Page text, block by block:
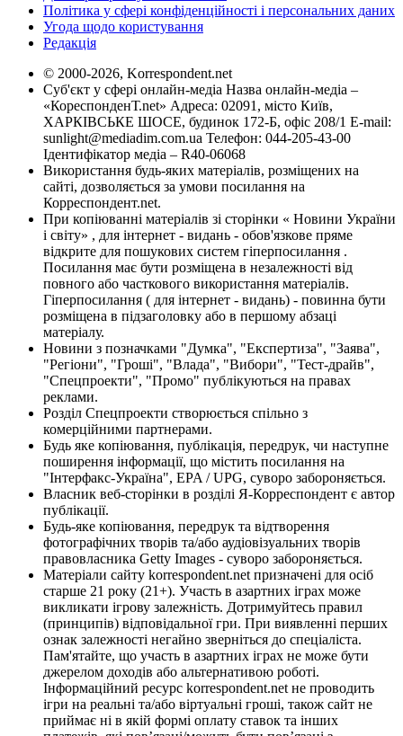
Політика у сфері конфіденційності і персональних даних
Угода щодо користування
Редакція
© 2000-2026, Korrespondent.net
Суб'єкт у сфері онлайн-медіа Назва онлайн-медіа –
«КореспонденТ.net» Адреса: 02091, місто Київ,
ХАРКІВСЬКЕ ШОСЕ, будинок 172-Б, офіс 208/1 E-mail:
sunlight@mediadim.com.ua Телефон: 044-205-43-00
Ідентифікатор медіа – R40-06068
Використання будь-яких матеріалів, розміщених на
сайті, дозволяється за умови посилання на
Корреспондент.net.
При копіюванні матеріалів зі сторінки « Новини України
і світу» , для інтернет - видань - обов'язкове пряме
відкрите для пошукових систем гіперпосилання .
Посилання має бути розміщена в незалежності від
повного або часткового використання матеріалів.
Гіперпосилання ( для інтернет - видань) - повинна бути
розміщена в підзаголовку або в першому абзаці
матеріалу.
Новини з позначками "Думка", "Експертиза", "Заява",
"Регіони", "Гроші", "Влада", "Вибори", "Тест-драйв",
"Спецпроекти", "Промо" публікуються на правах
реклами.
Розділ Спецпроекти створюється спільно з
комерційними партнерами.
Будь яке копіювання, публікація, передрук, чи наступне
поширення інформації, що містить посилання на
"Інтерфакс-Україна", EPA / UPG, суворо забороняється.
Власник веб-сторінки в розділі Я-Корреспондент є автор
публікації.
Будь-яке копіювання, передрук та відтворення
фотографічних творів та/або аудіовізуальних творів
правовласника Getty Images - суворо забороняється.
Матеріали сайту korrespondent.net призначені для осіб
старше 21 року (21+). Участь в азартних іграх може
викликати ігрову залежність. Дотримуйтесь правил
(принципів) відповідальної гри. При виявленні перших
ознак залежності негайно зверніться до спеціаліста.
Пам'ятайте, що участь в азартних іграх не може бути
джерелом доходів або альтернативою роботі.
Інформаційний ресурс korrespondent.net не проводить
ігри на реальні та/або віртуальні гроші, також сайт не
приймає ні в якій формі оплату ставок та інших